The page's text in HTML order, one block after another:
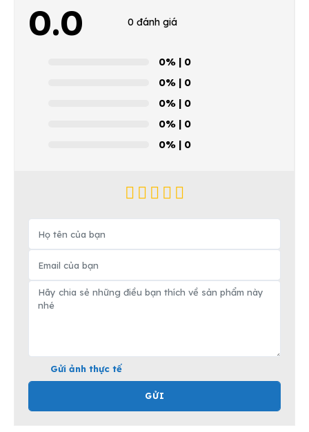
0.0 0 đánh giá
0% | 0
0% | 0
0% | 0
0% | 0
0% | 0
Gửi ảnh thực tế
GỬI